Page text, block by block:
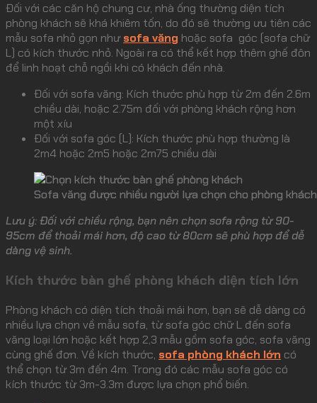
Đối với các căn hộ chung cư, nhà ống thường diện tích
phòng khách sẽ khá khiêm tốn, do đó sẽ thường ưu tiên các
mẫu sofa nhỏ gọn như sofa văng hoặc sofa góc (sofa chữ
L) có kích thước nhỏ. Ngoài ra có thể kết hợp thêm ghế đôn
để linh hoạt chỗ ngồi khi có khách đến nhà.
Đối với sofa văng: Kích thước phù hợp từ 2m đến 2.6m
chiều dài, hoặc 2.75m đối với phòng khách rộng hơn
một xíu
Đối với sofa góc (L): Kích thước phù hợp thường là
2m4 hoặc 2m5 hoặc 2m75 chiều dài
Sofa văng được nhiều người lựa chọn cho phòng
Lưu ý: Đối với chiều rộng, bạn nên chọn sofa rộng từ 90-
95cm để thoải mái hơn, độ cao từ 80cm sẽ phù hợp để dễ
dàng vệ sinh.
Kích thước bàn ghế phòng khách diện tích lớn
Phòng khách có diện tích thoải mái hơn, bạn sẽ dễ dàng có
nhiều lựa chọn về mẫu sofa, từ sofa góc chữ L đến sofa
văng loại lớn hoặc kết hợp 2,3 mẫu gồm sofa góc, sofa văng
cùng ghế đơn. Về kích thước, sofa phòng khách lớn có
thể chọn từ 3m đến 4m. Trong đó các mẫu sofa góc có
kích thước từ 3m-3.3m được lựa chọn phổ biến.